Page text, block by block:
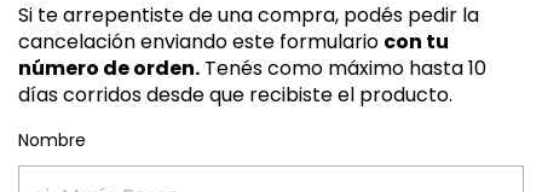
Si te arrepentiste de una compra, podés pedir la
cancelación enviando este formulario con tu
número de orden. Tenés como máximo hasta 10
días corridos desde que recibiste el producto.
Nombre